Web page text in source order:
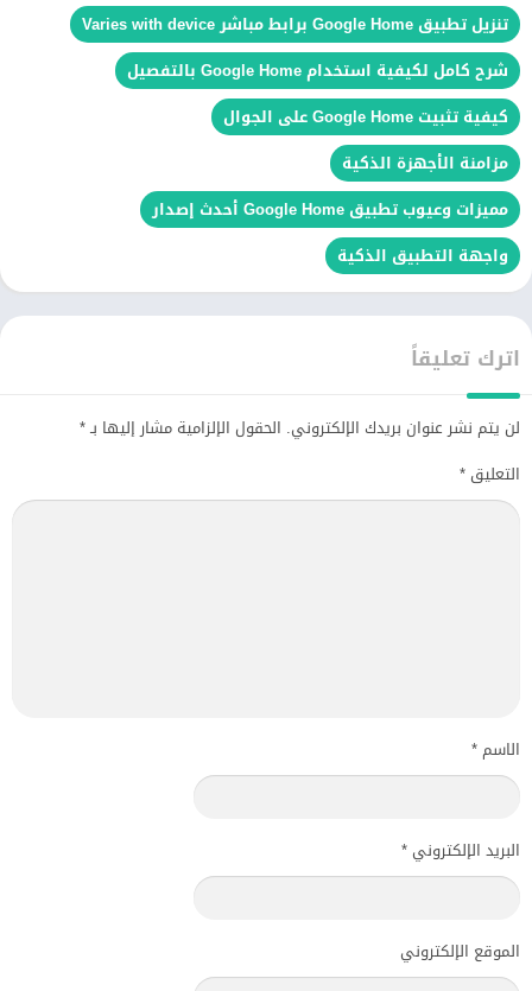
تنزيل تطبيق Google Home برابط مباشر Varies with device
شرح كامل لكيفية استخدام Google Home بالتفصيل
كيفية تثبيت Google Home على الجوال
مزامنة الأجهزة الذكية
مميزات وعيوب تطبيق Google Home أحدث إصدار
واجهة التطبيق الذكية
اترك تعليقاً
لن يتم نشر عنوان بريدك الإلكتروني. الحقول الإلزامية مشار إليها بـ*
التعليق *
الاسم*
البريد الإلكتروني *
الموقع الإلكتروني